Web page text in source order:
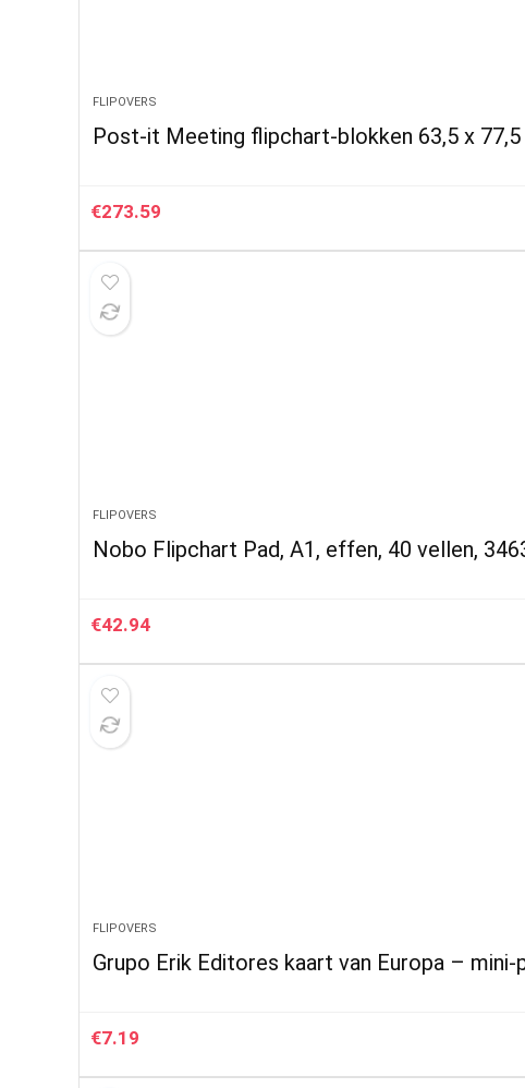
FLIPOVERS
Post-it Meeting flipchart-blokken 63,5 x
€273.59
FLIPOVERS
Nobo Flipchart Pad, A1, effen, 40 vellen,
€42.94
FLIPOVERS
Grupo Erik Editores kaart van Europa –
€7.19